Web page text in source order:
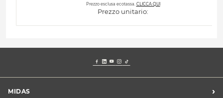
Prezzo esclusa ecotassa. CLICCA QUI
Prezzo unitario:
MIDAS ›